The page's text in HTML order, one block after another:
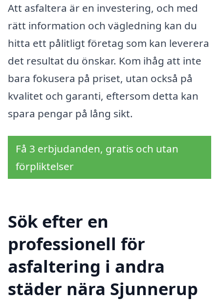
Att asfaltera är en investering, och med
rätt information och vägledning kan du
hitta ett pålitligt företag som kan leverera
det resultat du önskar. Kom ihåg att inte
bara fokusera på priset, utan också på
kvalitet och garanti, eftersom detta kan
spara pengar på lång sikt.
Få 3 erbjudanden, gratis och utan
förpliktelser
Sök efter en
professionell för
asfaltering i andra
städer nära Sjunnerup